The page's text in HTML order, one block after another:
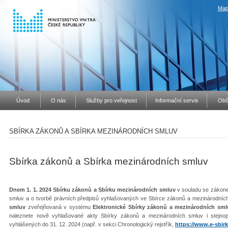
Úvod O nás Služby pro veřejnost Informační servis
SBÍRKA ZÁKONŮ A SBÍRKA MEZINÁRODNÍCH SMLUV
Sbírka zákonů a Sbírka mezinárodních smluv
Dnem 1. 1. 2024 Sbírku zákonů a Sbírku mezinárodních smluvv souladu se
smluv a o tvorbě právních předpisů vyhlašovaných ve Sbírce zákonů a
smluv zveřejňovaná v systémuElektronické Sbírky zákonů a mezinárodních
naleznete nově vyhlašované akty Sbírky zákonů a mezinárodních smluv i
vyhlášených do 31. 12. 2024 (např. v sekci Chronologický rejstřík, https://www.e-